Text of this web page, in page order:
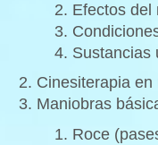
Efectos del
Sustancias
Cinesiterapia
Maniobras
Roce